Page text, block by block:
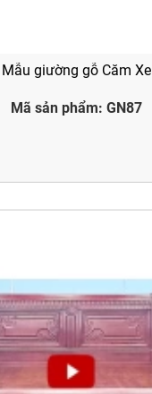
Mẫu giường gỗ Căm Xe
Mã sản phẩm: GN87